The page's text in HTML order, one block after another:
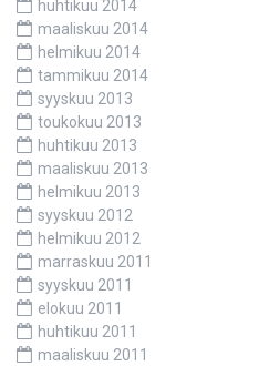
huhtikuu 2014
maaliskuu 2014
helmikuu 2014
tammikuu 2014
syyskuu 2013
toukokuu 2013
huhtikuu 2013
maaliskuu 2013
helmikuu 2013
syyskuu 2012
helmikuu 2012
marraskuu 2011
syyskuu 2011
elokuu 2011
huhtikuu 2011
maaliskuu 2011